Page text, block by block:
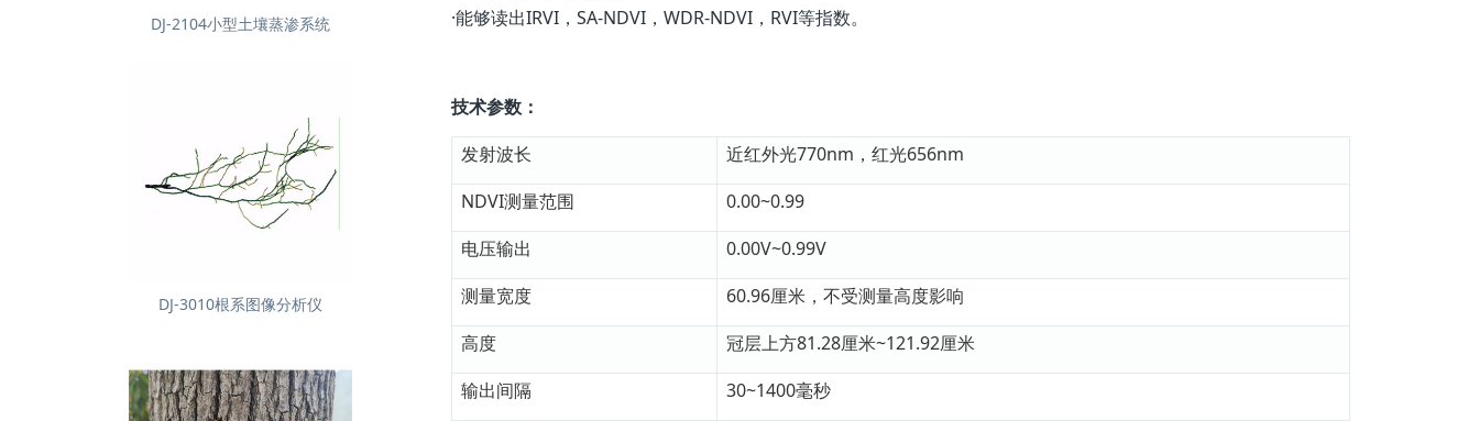
·能够读出IRVI，SA-NDVI，WDR-NDVI，RVI等指数。
技术参数：
发射波长
近红外光770nm，红光656nm
NDVI测量范围
0.00~0.99
电压输出
0.00V~0.99V
测量宽度
60.96厘米，不受测量高度影响
高度
冠层上方81.28厘米~121.92厘米
输出间隔
30~1400毫秒
DJ-2104小型土壤蒸渗系统
DJ-3010根系图像分析仪